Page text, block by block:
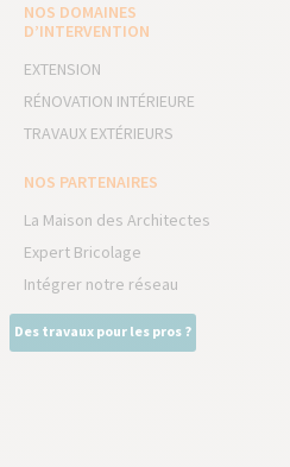
NOS DOMAINES
D’INTERVENTION
EXTENSION
RÉNOVATION INTÉRIEURE
TRAVAUX EXTÉRIEURS
NOS PARTENAIRES
La Maison des Architectes
Expert Bricolage
Intégrer notre réseau
Des travaux pour les pros ?